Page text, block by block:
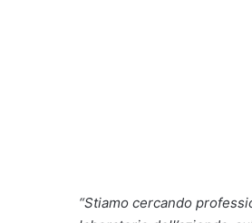
“Stiamo cercando